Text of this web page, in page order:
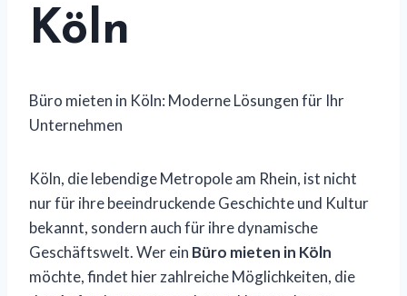
Köln
Büro mieten in Köln: Moderne Lösungen für Ihr
Unternehmen
Köln, die lebendige Metropole am Rhein, ist nicht
nur für ihre beeindruckende Geschichte und Kultur
bekannt, sondern auch für ihre dynamische
Geschäftswelt. Wer ein Büro mieten in Köln
möchte, findet hier zahlreiche Möglichkeiten, die